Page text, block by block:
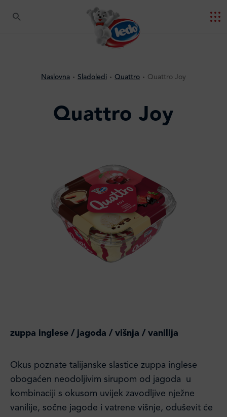
Naslovna Sladoledi Quattro Quattro Joy
Quattro Joy
zuppa inglese / jagoda / višnja / vanilija
Okus poznate talijanske slastice zuppa inglese
obogaćen neodoljivim sirupom od jagoda u
kombinaciji s okusom uvijek zavodljive nježne
vanilije, sočne jagode i vatrene višnje, oduševit će